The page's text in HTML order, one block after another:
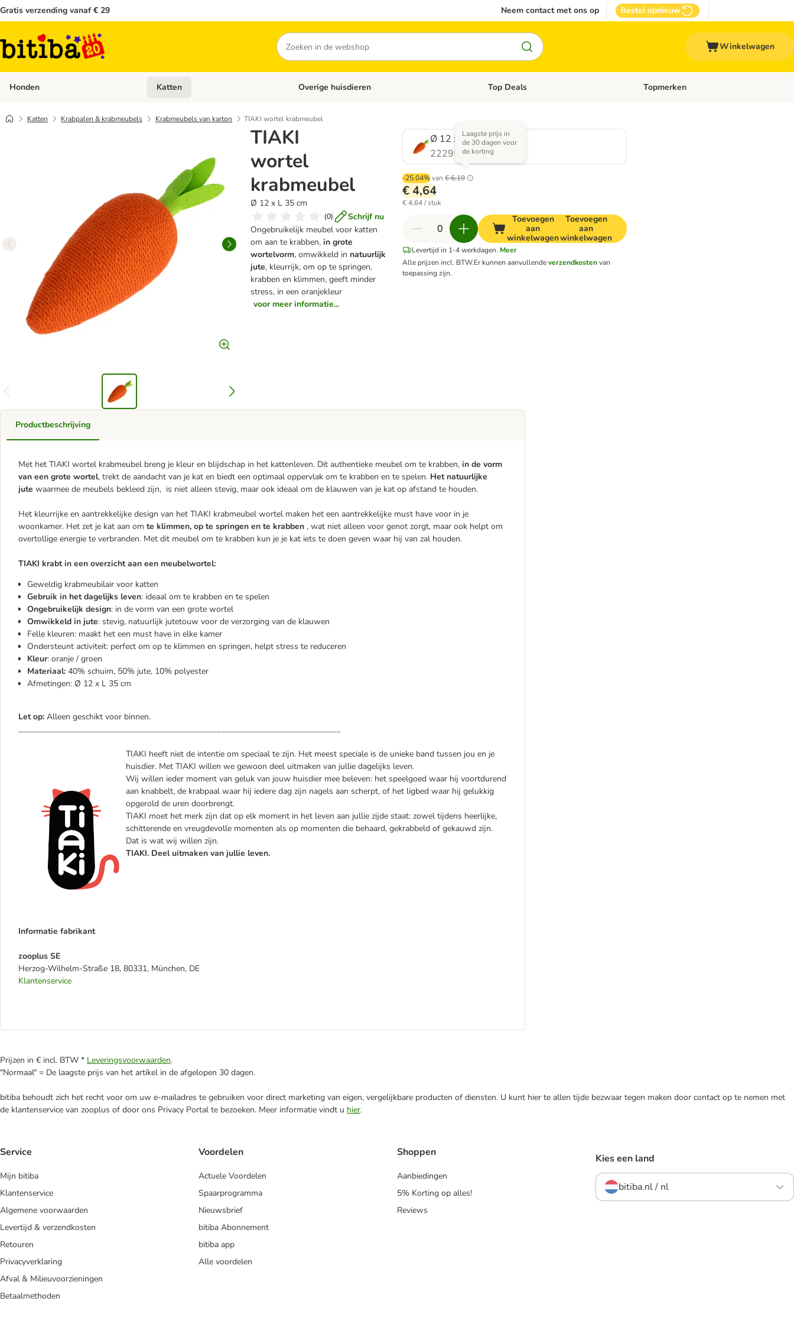
Gratis verzending vanaf € 29 Neem contact met ons op Bestel opnieuw
Zoeken
Winkelwagen
Honden Open categoriemenu: Honden
Katten Open categoriemenu: Katten
Overige huisdieren Open categoriemenu: Overige huisdieren
Top Deals Open categoriemenu: Top Deals
Topmerken
Katten Krabpalen & krabmeubels Krabmeubels van karton TIAKI wortel krabmeubel
TIAKI
wortel
krabmeubel
Ø 12 x L 35 cm
(0)
Schrijf nu
Ongebruikelijk meubel voor katten
om aan te krabben, in grote
wortelvorm, omwikkeld in natuurlijk
jute, kleurrijk, om op te springen,
krabben en klimmen, geeft minder
stress, in een oranjekleur
voor meer informatie...
Ø 12 x L 35 cm
2229566.0
-25.04%van € 6,19
Laagste prijs in
de 30 dagen voor
de korting
€ 4,64
€ 4,64 / stuk
Toevoegen
aan
winkelwagen
Toevoegen
aan
winkelwagen
Levertijd in 1-4 werkdagen. Meer
Alle prijzen incl. BTW.Er kunnen aanvullendeverzendkostenvan
toepassing zijn.
Productbeschrijving
Met het TIAKI wortel krabmeubel breng je kleur en blijdschap in het kattenleven. Dit authentieke meubel om te krabben, in de vorm
van een grote wortel, trekt de aandacht van je kat en biedt een optimaal oppervlak om te krabben en te spelen. Het natuurlijke
jute waarmee de meubels bekleed zijn, is niet alleen stevig, maar ook ideaal om de klauwen van je kat op afstand te houden.
Het kleurrijke en aantrekkelijke design van het TIAKI krabmeubel wortel maken het een aantrekkelijke must have voor in je
woonkamer. Het zet je kat aan om te klimmen, op te springen en te krabben , wat niet alleen voor genot zorgt, maar ook helpt om
overtollige energie te verbranden. Met dit meubel om te krabben kun je je kat iets te doen geven waar hij van zal houden.
TIAKI krabt in een overzicht aan een meubelwortel:
Geweldig krabmeubilair voor katten
Gebruik in het dagelijks leven: ideaal om te krabben en te spelen
Ongebruikelijk design: in de vorm van een grote wortel
Omwikkeld in jute: stevig, natuurlijk jutetouw voor de verzorging van de klauwen
Felle kleuren: maakt het een must have in elke kamer
Ondersteunt activiteit: perfect om op te klimmen en springen, helpt stress te reduceren
Kleur: oranje / groen
Materiaal: 40% schuim, 50% jute, 10% polyester
Afmetingen: Ø 12 x L 35 cm
Let op: Alleen geschikt voor binnen.
______________________________________________________________________________
TIAKI heeft niet de intentie om speciaal te zijn. Het meest speciale is de unieke band tussen jou en je
huisdier. Met TIAKI willen we gewoon deel uitmaken van jullie dagelijks leven.
Wij willen ieder moment van geluk van jouw huisdier mee beleven: het speelgoed waar hij voortdurend
aan knabbelt, de krabpaal waar hij iedere dag zijn nagels aan scherpt, of het ligbed waar hij gelukkig
opgerold de uren doorbrengt.
TIAKI moet het merk zijn dat op elk moment in het leven aan jullie zijde staat: zowel tijdens heerlijke,
schitterende en vreugdevolle momenten als op momenten die behaard, gekrabbeld of gekauwd zijn.
Dat is wat wij willen zijn.
TIAKI. Deel uitmaken van jullie leven.
Informatie fabrikant
zooplus SE
Herzog-Wilhelm-Straße 18, 80331, München, DE
Klantenservice
Prijzen in € incl. BTW * Leveringsvoorwaarden.
"Normaal" = De laagste prijs van het artikel in de afgelopen 30 dagen.
bitiba behoudt zich het recht voor om uw e-mailadres te gebruiken voor direct marketing van eigen, vergelijkbare producten of diensten. U kunt hier te allen tijde bezwaar tegen maken door contact op te nemen met
de klantenservice van zooplus of door ons Privacy Portal te bezoeken. Meer informatie vindt u hier.
Service
Mijn bitiba
Klantenservice
Algemene voorwaarden
Levertijd & verzendkosten
Retouren
Privacyverklaring
Afval & Milieuvoorzieningen
Betaalmethoden
Voordelen
Actuele Voordelen
Spaarprogramma
Nieuwsbrief
bitiba Abonnement
bitiba app
Alle voordelen
Shoppen
Aanbiedingen
5% Korting op alles!
Reviews
Kies een land
bitiba.nl / nl